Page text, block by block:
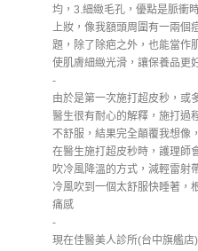
均，3.細緻毛孔，優點是脈衝
上妝，像我額頭周圍有一兩個
題，除了除疤之外，也能當作
使肌膚細緻光滑，讓保養品更
-
由於是第一次施打超皮秒，或
醫生很有耐心的解釋，施打過
不舒服，結果完全顛覆我想像
在醫生施打超皮秒時，護理師
吹冷風降溫的方式，減輕雷射
冷風吹到一個太舒服快睡著，
痛感
-
現在佳醫美人診所(台中旗艦